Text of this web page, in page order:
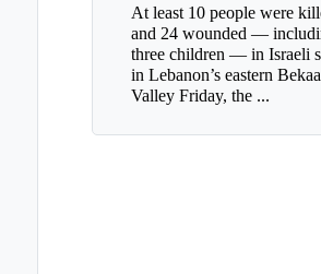
At least 10 people were
and 24 wounded —
three children — in Israeli
in Lebanon’s eastern Bekaa
Valley Friday, the ...